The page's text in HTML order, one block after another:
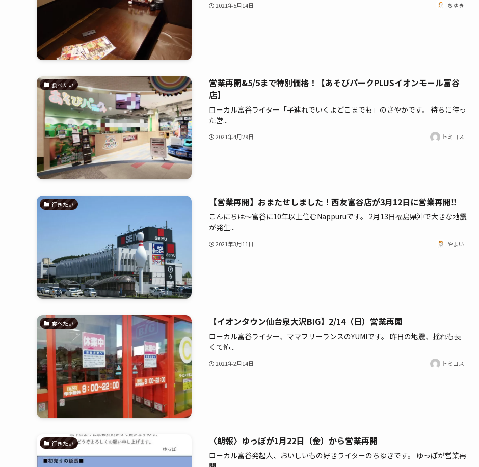
2021年5月14日 ちゆき
食べたい
営業再開&5/5まで特別価格！【あそびパークPLUSイオンモール富谷
店】
ローカル富谷ライター「子連れでいくよどこまでも」のさやかです。 待ちに待っ
た営...
2021年4月29日 トミコス
行きたい 【営業再開】おまたせしました！西友富谷店が3月12日に営業再開‼
こんにちは～富谷に10年以上住むNappuruです。 2月13日福島県沖で大きな地震
が発生...
2021年3月11日 やよい
食べたい 【イオンタウン仙台泉大沢BIG】2/14（日）営業再開
ローカル富谷ライター、ママフリーランスのYUMIです。 昨日の地震、揺れも長
くて怖...
2021年2月14日 トミコス
行きたい 〈朗報〉ゆっぽが1月22日（金）から営業再開
ローカル富谷発起人、おいしいもの好きライターのちゆきです。 ゆっぽが営業再